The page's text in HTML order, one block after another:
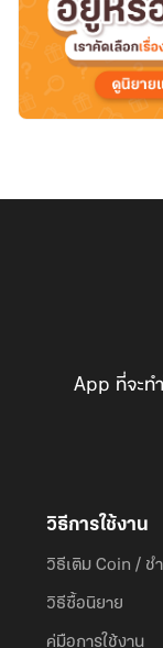
App ที่จะท
วิธีการใช้งาน
วิธีเติม Coin / ชำ
วิธีซื้อนิยาย
คู่มือการใช้งาน